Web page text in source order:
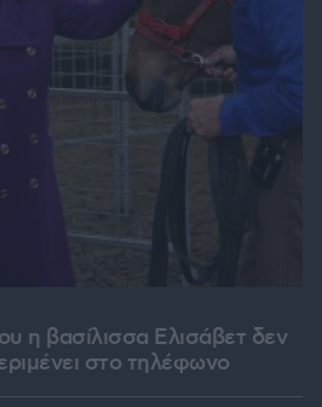
η βασίλισσα Ελισάβετ δεν
στο τηλέφωνο